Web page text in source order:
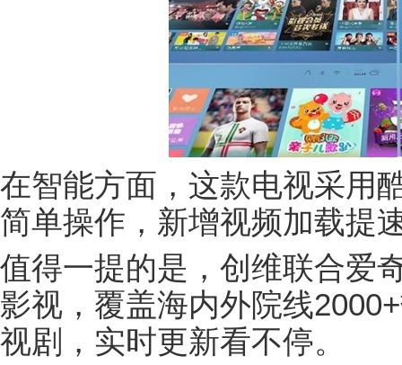
在智能方面，这款电视采用
简单操作，新增视频加载提
值得一提的是，创维联合爱
影视，覆盖海内外院线
视剧，实时更新看不停。